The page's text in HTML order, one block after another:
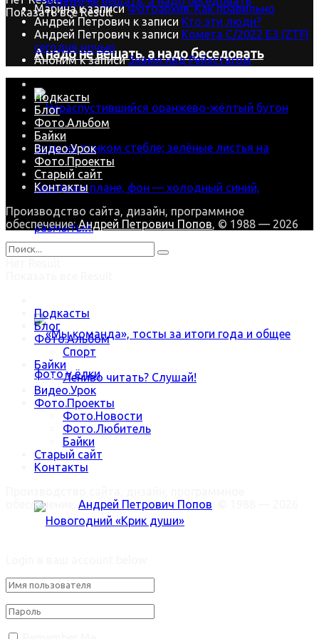
Показать все Result
А надо не вещать, а надо беседовать
«Мы команда», тосты за итоги года и общее
фото у ёлки
Маринак записиФотоархив. Как правильно
Андрей Петрович к записи Кто эти люди?
Андрей Петрович к записи Комета C/2022 E3 (ZTF)
сегодня ночью
Анонимк записиЗнамя над Рейхстагом
Подкасты
Блог
Фото.Альбом
Байки
Видео.Урок
Фото.Проекты
Старый сайт
Контакты
Производство сайта, дизайн, программное
обеспечение:Андрей Петрович Попов, © 1988 — 2026
Подкасты
Блог
Фото.Альбом
Спорт
Байки
Лениво читать? Слушай!
Видео.Урок
Фото.Проекты
Фото.Новости
Фото.Любитель
Байки
Старый сайт
Контакты
обеспечение: Андрей Петрович Попов
Welcome Back!